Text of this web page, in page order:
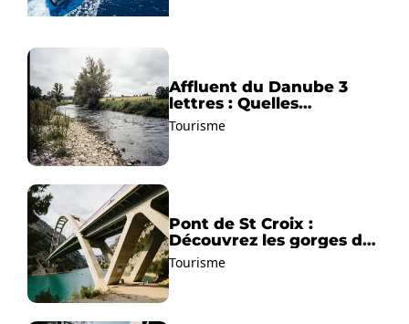
Affluent du Danube 3
lettres : Quelles
solutions trouver ?
Tourisme
Pont de St Croix :
Découvrez les gorges du
Verdon !
Tourisme